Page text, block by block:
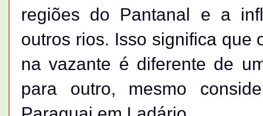
regiões do Pantanal e a
outros rios. Isso significa que
na vazante é diferente de
para outro, mesmo